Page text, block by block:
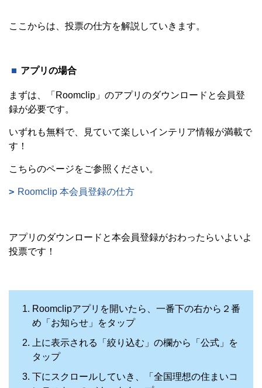
ここからは、投票の仕方を解説していきます。
アプリの場合
まずは、「Roomclip」のアプリのダウンロードと会員登
録が必要です。
いずれも無料で、見ていて楽しいインテリア情報が満載で
す！
こちらのページをご参照ください。
Roomclip 本会員登録の仕方
アプリのダウンロードと本会員登録がおわったらいよいよ
投票です！
Roomclipアプリを開いたら、一番下の右から２番
め「お知らせ」をタップ
上に表示される「絞り込む」の欄から「公式」を
タップ
下にスクロールしていき、「全国理想の住まいコ